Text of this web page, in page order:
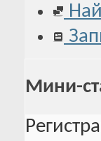
Мини-